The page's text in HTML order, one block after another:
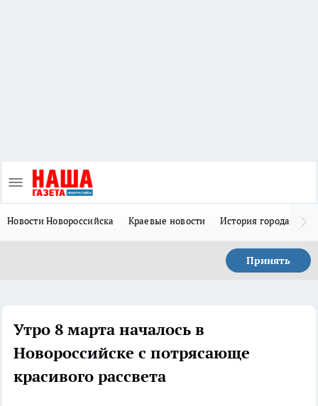
Новости Новороссийска Краевые новости История города Н
Принять
Утро 8 марта началось в
Новороссийске с потрясающе
красивого рассвета